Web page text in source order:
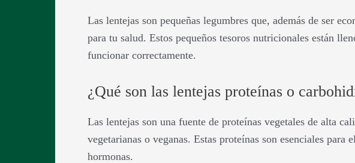
Las lentejas son pequeñas legumbres que, además de ser
para tu salud. Estos pequeños tesoros nutricionales están
funcionar correctamente.
¿Qué son las lentejas proteínas o
Las lentejas son una fuente de proteínas vegetales de alta
vegetarianas o veganas. Estas proteínas son esenciales
hormonas.